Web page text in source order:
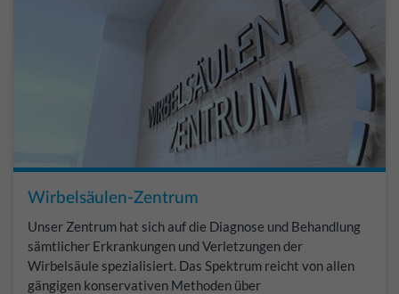
Wirbelsäulen-Zentrum
Unser Zentrum hat sich auf die Diagnose und Behandlung
sämtlicher Erkrankungen und Verletzungen der
Wirbelsäule spezialisiert. Das Spektrum reicht von allen
gängigen konservativen Methoden über